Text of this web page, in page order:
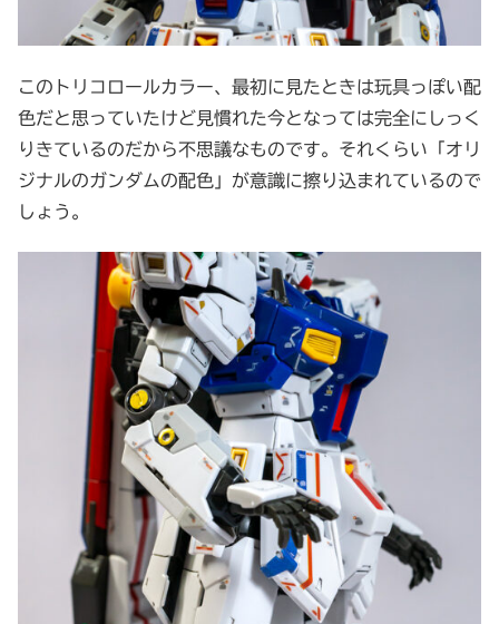
このトリコロールカラー、最初に見たときは玩具っぽい配
色だと思っていたけど見慣れた今となっては完全にしっく
りきているのだから不思議なものです。それくらい「オリ
ジナルのガンダムの配色」が意識に擦り込まれているので
しょう。